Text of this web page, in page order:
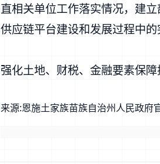
直相关单位工作落实情况，建
供应链平台建设和发展过程中的
强化土地、财税、金融要素保
来源:恩施土家族苗族自治州人民政府